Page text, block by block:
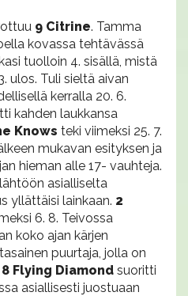
9 Citrine. Tamma
kovassa tehtävässä
tuolloin 4. sisällä, mistä
ulos. Tuli sieltä aivan
kerralla 20. 6.
kahden laukkansa
Knows teki viimeksi 25. 7.
mukavan esityksen ja
hieman alle 17- vauhteja.
asialliselta
yllättäisi lainkaan. 2
6. 8. Teivossa
koko ajan kärjen
puurtaja, jolla on
8 Flying Diamond suoritti
asiallisesti juostuaan